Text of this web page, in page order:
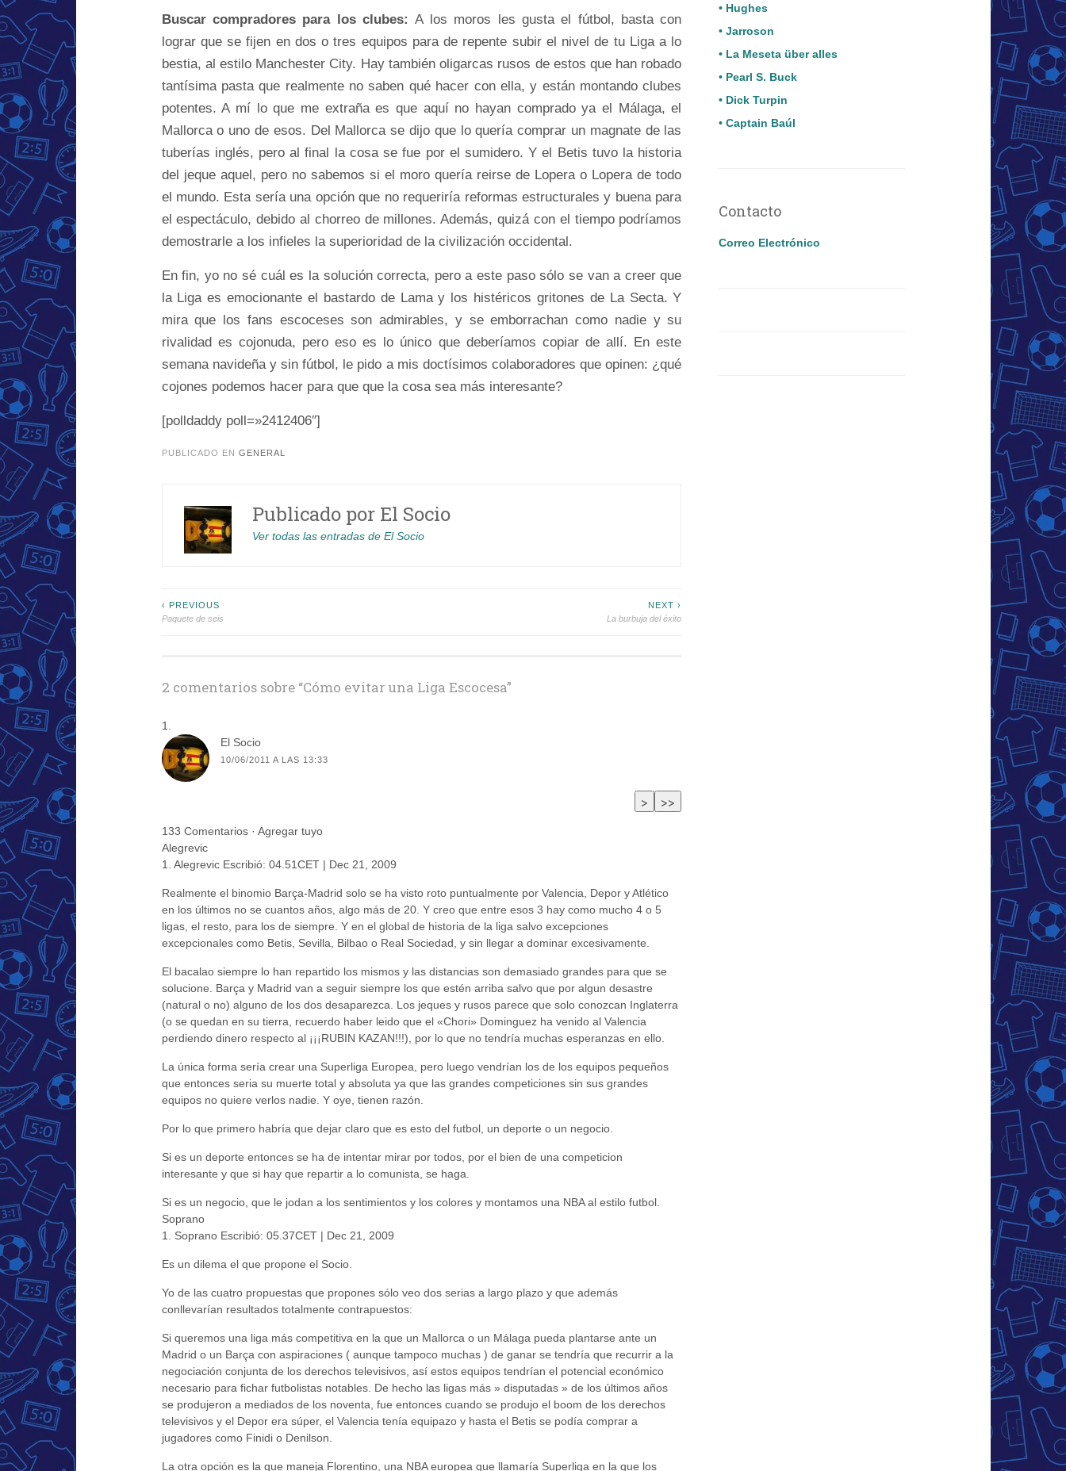
Buscar compradores para los clubes:A los moros les gusta el fútbol, basta con
lograr que se fijen en dos o tres equipos para de repente subir el nivel de tu Liga a lo
bestia, al estilo Manchester City. Hay también oligarcas rusos de estos que han robado
tantísima pasta que realmente no saben qué hacer con ella, y están montando clubes
potentes. A mí lo que me extraña es que aquí no hayan comprado ya el Málaga, el
Mallorca o uno de esos. Del Mallorca se dijo que lo quería comprar un magnate de las
tuberías inglés, pero al final la cosa se fue por el sumidero. Y el Betis tuvo la historia
del jeque aquel, pero no sabemos si el moro quería reirse de Lopera o Lopera de todo
el mundo. Esta sería una opción que no requeriría reformas estructurales y buena para
el espectáculo, debido al chorreo de millones. Además, quizá con el tiempo podríamos
demostrarle a los infieles la superioridad de la civilización occidental.
En fin, yo no sé cuál es la solución correcta, pero a este paso sólo se van a creer que
la Liga es emocionante el bastardo de Lama y los histéricos gritones de La Secta. Y
mira que los fans escoceses son admirables, y se emborrachan como nadie y su
rivalidad es cojonuda, pero eso es lo único que deberíamos copiar de allí. En este
semana navideña y sin fútbol, le pido a mis doctísimos colaboradores que opinen: ¿qué
cojones podemos hacer para que que la cosa sea más interesante?
[polldaddy poll=»2412406″]
PUBLICADO EN GENERAL
Publicado por El Socio
Ver todas las entradas de El Socio
Navegación
entradas
‹ PREVIOUS
Paquete de seis
NEXT ›
La burbuja del éxito
2 comentarios sobre “Cómo evitar una Liga Escocesa”
El Socio
10/06/2011 A LAS 13:33
133 Comentarios · Agregar tuyo
Alegrevic
1. Alegrevic Escribió: 04.51CET | Dec 21, 2009
Realmente el binomio Barça-Madrid solo se ha visto roto puntualmente por Valencia, Depor y Atlético
en los últimos no se cuantos años, algo más de 20. Y creo que entre esos 3 hay como mucho 4 o 5
ligas, el resto, para los de siempre. Y en el global de historia de la liga salvo excepciones
excepcionales como Betis, Sevilla, Bilbao o Real Sociedad, y sin llegar a dominar excesivamente.
El bacalao siempre lo han repartido los mismos y las distancias son demasiado grandes para que se
solucione. Barça y Madrid van a seguir siempre los que estén arriba salvo que por algun desastre
(natural o no) alguno de los dos desaparezca. Los jeques y rusos parece que solo conozcan Inglaterra
(o se quedan en su tierra, recuerdo haber leido que el «Chori» Dominguez ha venido al Valencia
perdiendo dinero respecto al ¡¡¡RUBIN KAZAN!!!), por lo que no tendría muchas esperanzas en ello.
La única forma sería crear una Superliga Europea, pero luego vendrían los de los equipos pequeños
que entonces seria su muerte total y absoluta ya que las grandes competiciones sin sus grandes
equipos no quiere verlos nadie. Y oye, tienen razón.
Por lo que primero habría que dejar claro que es esto del futbol, un deporte o un negocio.
Si es un deporte entonces se ha de intentar mirar por todos, por el bien de una competicion
interesante y que si hay que repartir a lo comunista, se haga.
Si es un negocio, que le jodan a los sentimientos y los colores y montamos una NBA al estilo futbol.
Soprano
1. Soprano Escribió: 05.37CET | Dec 21, 2009
Es un dilema el que propone el Socio.
Yo de las cuatro propuestas que propones sólo veo dos serias a largo plazo y que además
conllevarían resultados totalmente contrapuestos:
Si queremos una liga más competitiva en la que un Mallorca o un Málaga pueda plantarse ante un
Madrid o un Barça con aspiraciones ( aunque tampoco muchas ) de ganar se tendría que recurrir a la
negociación conjunta de los derechos televisivos, así estos equipos tendrían el potencial económico
necesario para fichar futbolistas notables. De hecho las ligas más » disputadas » de los últimos años
se produjeron a mediados de los noventa, fue entonces cuando se produjo el boom de los derechos
televisivos y el Depor era súper, el Valencia tenía equipazo y hasta el Betis se podía comprar a
jugadores como Finidi o Denilson.
La otra opción es la que maneja Florentino, una NBA europea que llamaría Superliga en la que los
• Hughes
• Jarroson
• La Meseta über alles
• Pearl S. Buck
• Dick Turpin
• Captain Baúl
Contacto
Correo Electrónico